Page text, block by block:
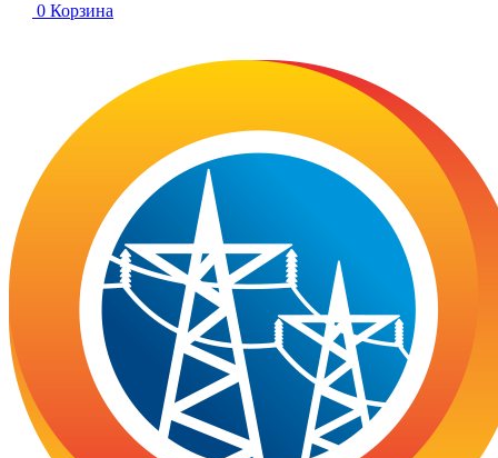
0 Корзина